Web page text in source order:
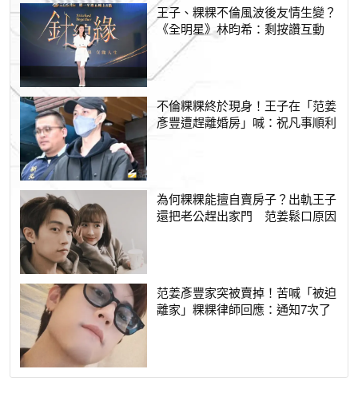
王子、粿粿不倫風波後友情生變？
《全明星》林昀希：剩按讚互動
不倫粿粿終於現身！王子在「范姜
彥豐遭趕離婚房」喊：祝凡事順利
為何粿粿能擅自賣房子？出軌王子
還把老公趕出家門 范姜鬆口原因
范姜彥豐家突被賣掉！苦喊「被迫
離家」粿粿律師回應：通知7次了